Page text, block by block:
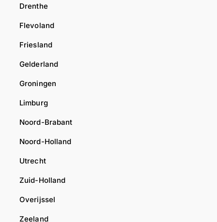
Drenthe
Flevoland
Friesland
Gelderland
Groningen
Limburg
Noord-Brabant
Noord-Holland
Utrecht
Zuid-Holland
Overijssel
Zeeland